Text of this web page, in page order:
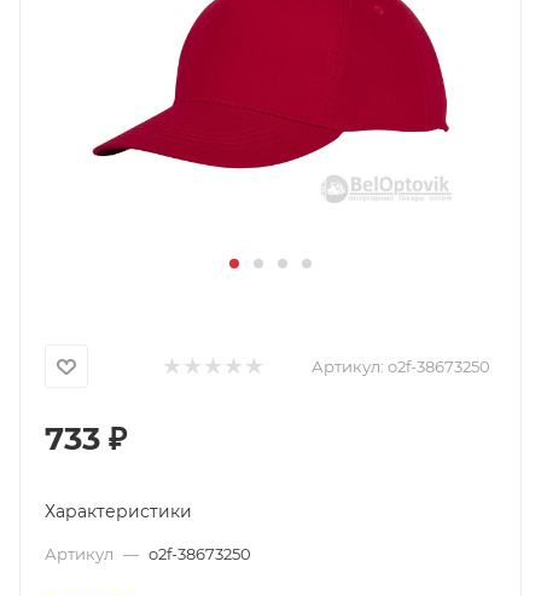
Артикул: o2f-38673250
733 ₽
Характеристики
Артикул — o2f-38673250